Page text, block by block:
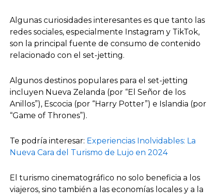
Algunas curiosidades interesantes es que tanto las
redes sociales, especialmente Instagram y TikTok,
son la principal fuente de consumo de contenido
relacionado con el set-jetting.
Algunos destinos populares para el set-jetting
incluyen Nueva Zelanda (por “El Señor de los
Anillos”), Escocia (por “Harry Potter”) e Islandia (por
“Game of Thrones”).
Te podría interesar: Experiencias Inolvidables: La
Nueva Cara del Turismo de Lujo en 2024
El turismo cinematográfico no solo beneficia a los
viajeros, sino también a las economías locales y a la